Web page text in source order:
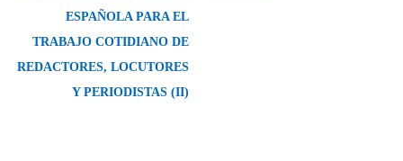
ESPAÑOLA PARA EL
TRABAJO COTIDIANO DE
REDACTORES, LOCUTORES
Y PERIODISTAS (II)